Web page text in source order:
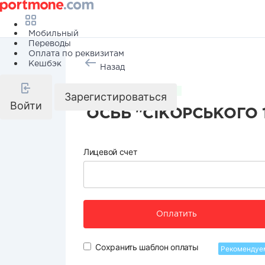
Мобильный
Переводы
Оплата по реквизитам
Кешбэк
Войти
Зарегистироваться
Назад
ОСББ "СІКОРСЬКОГО
Лицевой счет
Оплатить
Сохранить шаблон оплаты